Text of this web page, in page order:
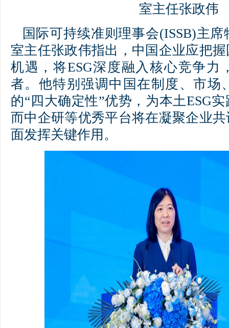
室主任张政伟
国际可持续准则理事会(ISSB)主
室主任张政伟指出，中国企业应把
机遇，将ESG深度融入核心竞争力
者。他特别强调中国在制度、市场
的“四大确定性”优势，为本土ESG
而中企研等优秀平台将在凝聚企业
面发挥关键作用。